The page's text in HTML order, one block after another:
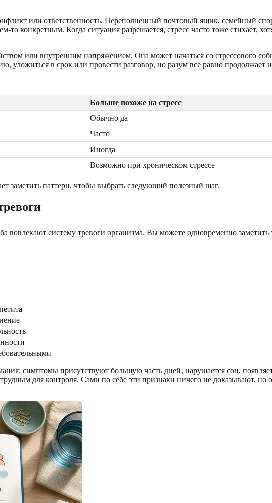
или ответственность. Переполненный почтовый ящик, семейный
то конкретным. Когда ситуация разрешается, стресс часто тоже стихает,
или внутренним напряжением. Она может начаться со стрессового
уложиться в срок или провести разговор, но разум все равно продолжает
Больше похоже на стресс
Обычно да
Часто
Иногда
Возможно при хроническом стрессе
заметить паттерн, чтобы выбрать следующий полезный шаг.
вовлекают систему тревоги организма. Вы можете одновременно
симптомы присутствуют большую часть дней, нарушается сон,
для контроля. Сами по себе эти признаки ничего не доказывают,